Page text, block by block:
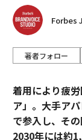
Forbes
著者フォロー
着用により疲
ア」。大手ア
で参入し、そ
2030年には約